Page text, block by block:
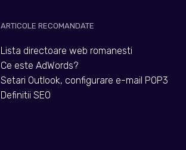
ARTICOLE RECOMANDATE
Lista directoare web romanesti
Ce este AdWords?
Setari Outlook, configurare e-mail POP3
Definitii SEO